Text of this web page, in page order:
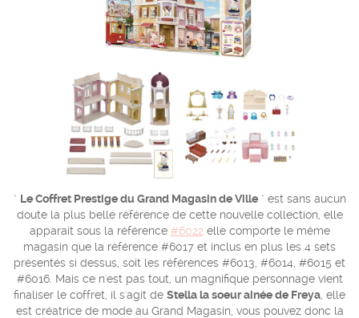
" Le Coffret Prestige du Grand Magasin de Ville" est sans aucun
doute la plus belle référence de cette nouvelle collection, elle
apparait sous la référence #6022elle comporte le même
magasin que la référence #6017 et inclus en plus les 4 sets
présentés si dessus, soit les références #6013, #6014, #6015 et
#6016. Mais ce n'est pas tout, un magnifique personnage vient
finaliser le coffret, il s'agit de Stella la soeur ainée de Freya , elle
est créatrice de mode au Grand Magasin, vous pouvez donc la